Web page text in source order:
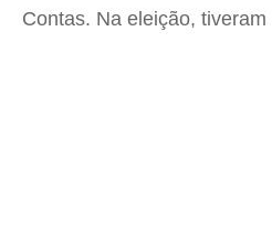
Contas. Na eleição,